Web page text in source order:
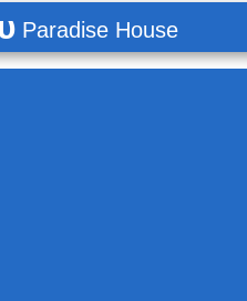
Paradise House